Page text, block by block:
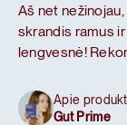
Aš net
skrandis ramus
lengvesnė!
Apie
Gut Prime